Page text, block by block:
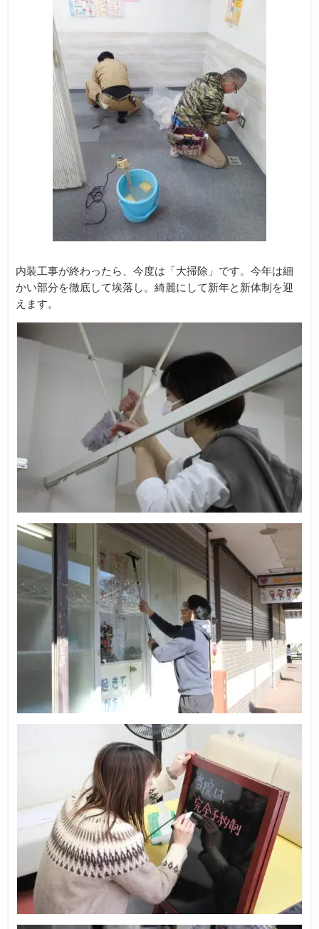
内装工事が終わったら、今度は「大掃除」です。今年は細
かい部分を徹底して埃落し。綺麗にして新年と新体制を迎
えます。